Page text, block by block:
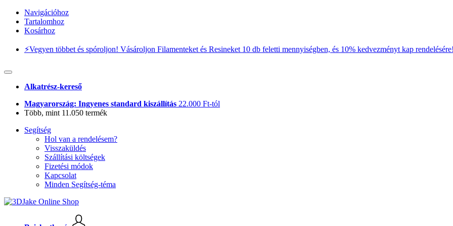
Navigációhoz
Tartalomhoz
Kosárhoz
⚡️Vegyen többet és spóroljon! Vásároljon Filamenteket és Resineket 10 db feletti mennyiségben, és 10% kedvezményt kap
Alkatrész-kereső
Magyarország: Ingyenes standard kiszállítás 22.000 Ft-tól
Több, mint 11.050 termék
Segítség
Hol van a rendelésem?
Visszaküldés
Szállítási költségek
Fizetési módok
Kapcsolat
Minden Segítség-téma